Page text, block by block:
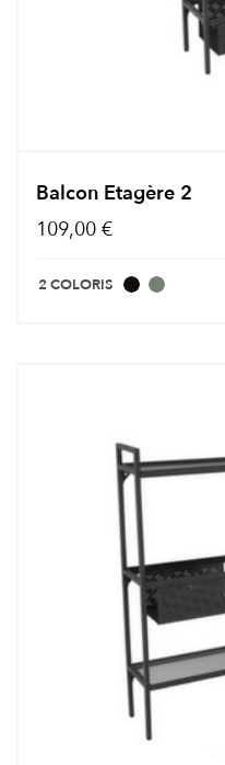
Balcon Etagère 2
109,00 €
2 COLORIS